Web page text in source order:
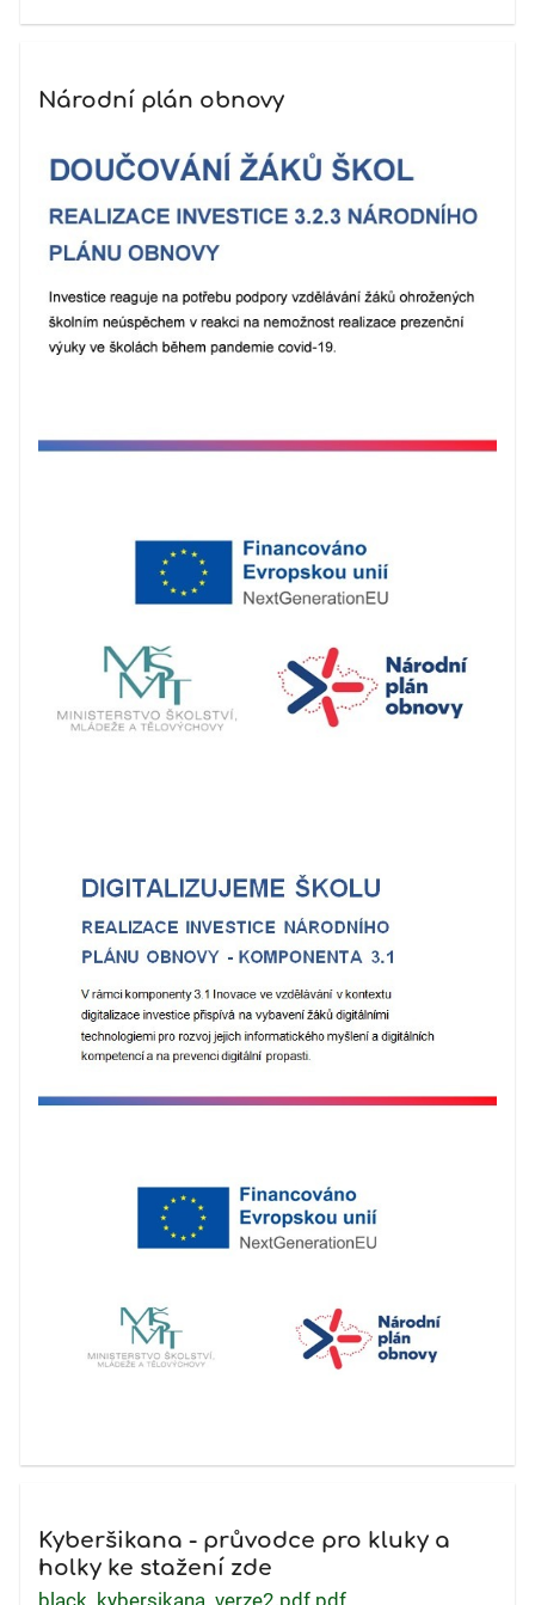
Národní plán obnovy
Kyberšikana - průvodce pro kluky a
holky ke stažení zde